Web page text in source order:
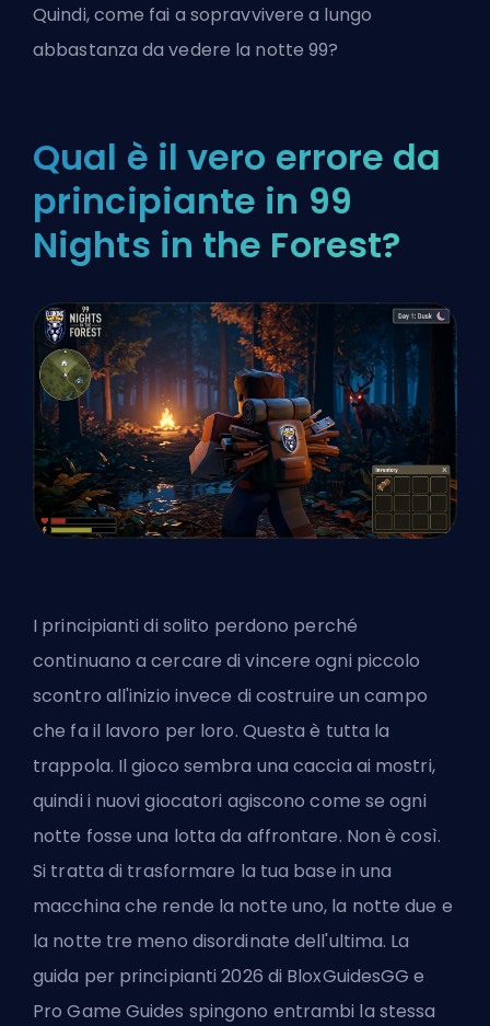
Quindi, come fai a sopravvivere a lungo
abbastanza da vedere la notte 99?
Qual è il vero errore da
principiante in 99
Nights in the Forest?
I principianti di solito perdono perché
continuano a cercare di vincere ogni piccolo
scontro all'inizio invece di costruire un campo
che fa il lavoro per loro. Questa è tutta la
trappola. Il gioco sembra una caccia ai mostri,
quindi i nuovi giocatori agiscono come se ogni
notte fosse una lotta da affrontare. Non è così.
Si tratta di trasformare la tua base in una
macchina che rende la notte uno, la notte due e
la notte tre meno disordinate dell'ultima. La
guida per principianti 2026 di BloxGuidesGG e
Pro Game Guides spingono entrambi la stessa